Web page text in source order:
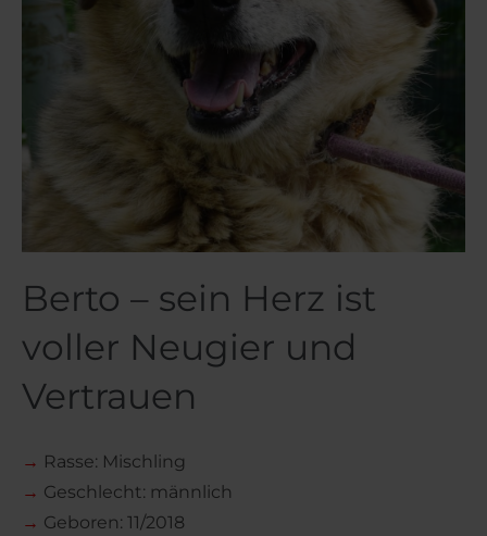
Berto – sein Herz ist
voller Neugier und
Vertrauen
→ Rasse: Mischling
→ Geschlecht: männlich
→ Geboren: 11/2018